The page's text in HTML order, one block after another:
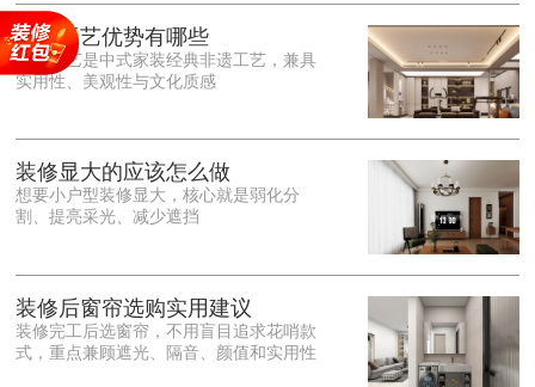
雕细琢的砖、木、石雕为特色，线条古朴
大气，意境悠远，自带东方中式雅致韵
味，耐看且不易过时。<o:p></o:p> 在工
艺品质上，徽派工艺遵循古法匠心工序，
保耐用，抗风化、耐腐蚀，使用
徽派工艺优势有哪些
徽派工艺是中式家装经典非遗工艺，兼具
实用性、美观性与文化质感
装修显大的应该怎么做
想要小户型装修显大，核心就是弱化分
割、提亮采光、减少遮挡
装修后窗帘选购实用建议
装修完工后选窗帘，不用盲目追求花哨款
式，重点兼顾遮光、隔音、颜值和实用性